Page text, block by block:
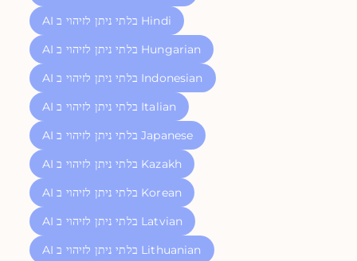
AI בלתי ניתן לזיהוי ב Hindi
AI בלתי ניתן לזיהוי ב Hungarian
AI בלתי ניתן לזיהוי ב Indonesian
AI בלתי ניתן לזיהוי ב Italian
AI בלתי ניתן לזיהוי ב Japanese
AI בלתי ניתן לזיהוי ב Kazakh
AI בלתי ניתן לזיהוי ב Korean
AI בלתי ניתן לזיהוי ב Latvian
AI בלתי ניתן לזיהוי ב Lithuanian